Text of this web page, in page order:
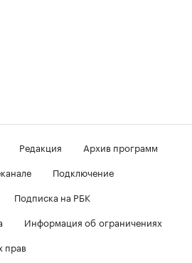
Редакция
Архив программ
Подключение
Подписка на РБК
Информация об ограничениях
прав